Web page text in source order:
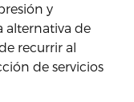
y
alternativa de
recurrir al
de servicios